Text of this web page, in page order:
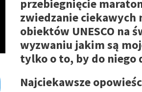
przebiegnięcie
zwiedzanie ciekawych
obiektów UNESCO na
wyzwaniu jakim są
tylko o to, by do niego
Najciekawsze